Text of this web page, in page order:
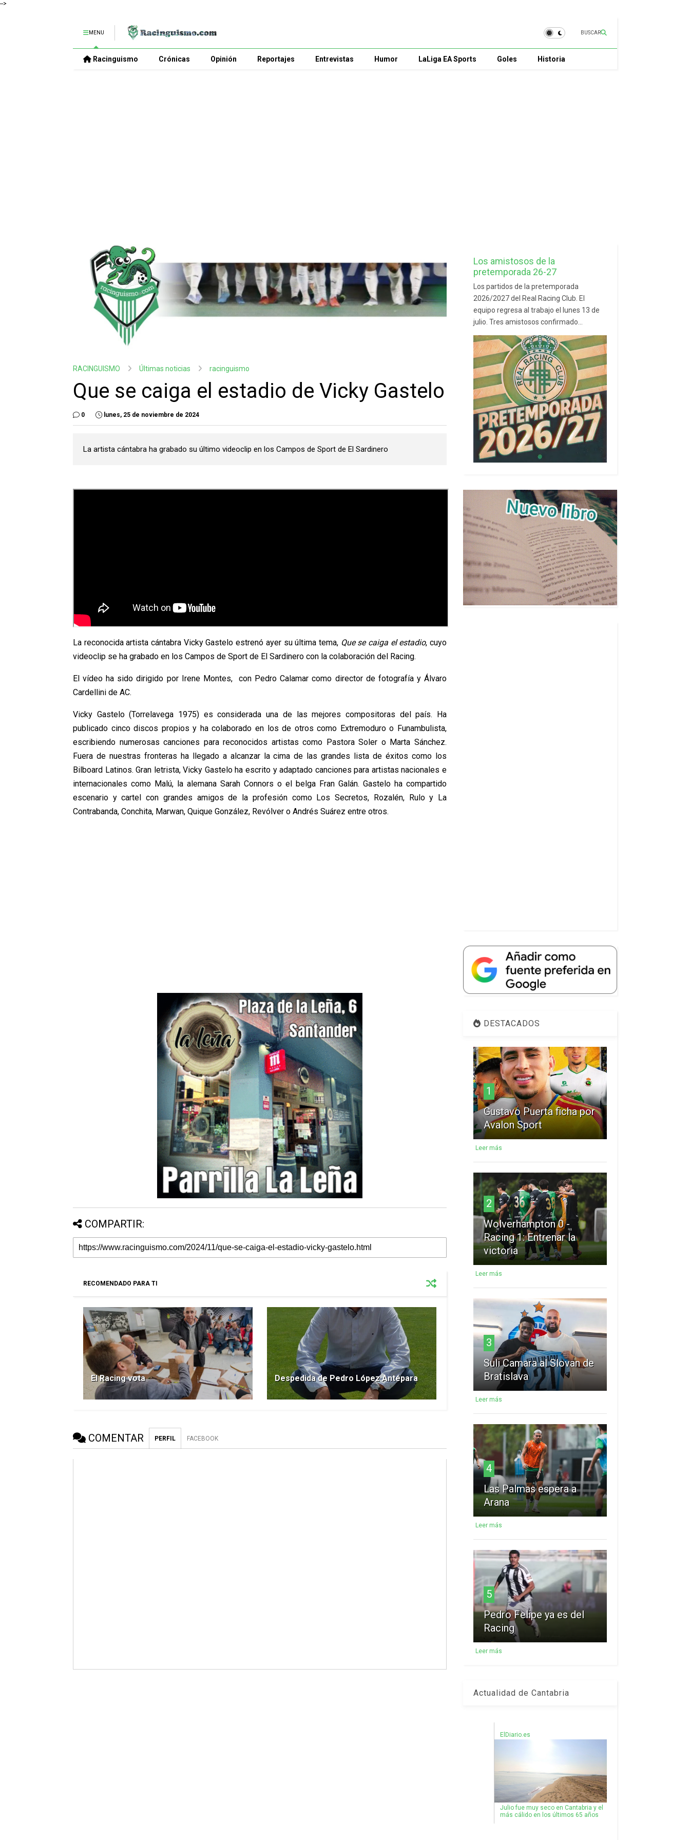
-->
MENU BUSCAR
Racinguismo Crónicas Opinión Reportajes Entrevistas Humor LaLiga EA Sports Goles Historia
RACINGUISMO Últimas noticias racinguismo
Que se caiga el estadio de Vicky Gastelo
0 lunes, 25 de noviembre de 2024
La artista cántabra ha grabado su último videoclip en los Campos de Sport de El Sardinero
La reconocida artista cántabra Vicky Gastelo estrenó ayer su última tema, Que se caiga el estadio, cuyo
videoclip se ha grabado en los Campos de Sport de El Sardinero con la colaboración del Racing.
El vídeo ha sido dirigido por Irene Montes, con Pedro Calamar como director de fotografía y Álvaro
Cardellini de AC.
Vicky Gastelo (Torrelavega 1975) es considerada una de las mejores compositoras del país. Ha
publicado cinco discos propios y ha colaborado en los de otros como Extremoduro o Funambulista,
escribiendo numerosas canciones para reconocidos artistas como Pastora Soler o Marta Sánchez.
Fuera de nuestras fronteras ha llegado a alcanzar la cima de las grandes lista de éxitos como los
Bilboard Latinos. Gran letrista, Vicky Gastelo ha escrito y adaptado canciones para artistas nacionales e
internacionales como Malú, la alemana Sarah Connors o el belga Fran Galán. Gastelo ha compartido
escenario y cartel con grandes amigos de la profesión como Los Secretos, Rozalén, Rulo y La
Contrabanda, Conchita, Marwan, Quique González, Revólver o Andrés Suárez entre otros.
COMPARTIR:
RECOMENDADO PARA TI
El Racing vota Despedida de Pedro López Antépara
COMENTAR PERFIL FACEBOOK
Los amistosos de la
pretemporada 26-27
Los partidos de la pretemporada
2026/2027 del Real Racing Club. El
equipo regresa al trabajo el lunes 13 de
julio. Tres amistosos confirmado...
DESTACADOS
1
Gustavo Puerta ficha por
Avalon Sport
Leer más
2
Wolverhampton 0 -
Racing 1: Entrenar la
victoria
Leer más
3
Suli Camara al Slovan de
Bratislava
Leer más
4
Las Palmas espera a
Arana
Leer más
5
Pedro Felipe ya es del
Racing
Leer más
Actualidad de Cantabria
ElDiario.es
Julio fue muy seco en Cantabria y el
más cálido en los últimos 65 años